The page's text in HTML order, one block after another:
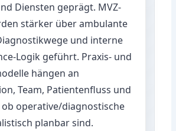
Diensten geprägt. MVZ-
stärker über ambulante
und interne
Logik geführt. Praxis- und
hängen an
Team, Patientenfluss und
ob operative/diagnostische
planbar sind.